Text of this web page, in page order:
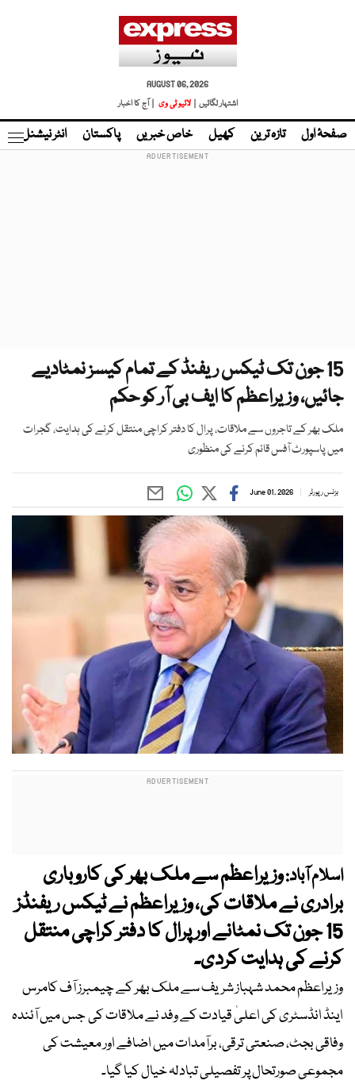
AUGUST 06, 2026
اشتہار لگائیں |
لائیو ٹی وی | آج کا اخبار
صفحۂ اول تازہ ترین کھیل خاص خبریں پاکستان انٹر نیشنل
15 جون تک ٹیکس ریفنڈ کے تمام کیسز نمٹادیے
جائیں، وزیراعظم کا ایف بی آر کو حکم
ملک بھر کے تاجروں سے ملاقات، پرال کا دفتر کراچی منتقل کرنے کی ہدایت، گجرات
میں پاسپورٹ آفس قائم کرنے کی منظوری
بزنس رپورٹر June 01, 2026
اسلام آباد:وزیراعظم سے ملک بھر کی کاروباری
برادری نے ملاقات کی، وزیراعظم نے ٹیکس ریفنڈز
15 جون تک نمٹانے اور پرال کا دفتر کراچی منتقل
کرنے کی ہدایت کردی۔
وزیراعظم محمد شہباز شریف سے ملک بھر کے چیمبرز آف کامرس
اینڈ انڈسٹری کی اعلیٰ قیادت کے وفد نے ملاقات کی جس میں آئندہ
وفاقی بجٹ، صنعتی ترقی، برآمدات میں اضافے اور معیشت کی
مجموعی صورتحال پر تفصیلی تبادلہ خیال کیا گیا۔